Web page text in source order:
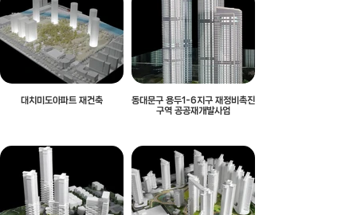
대치미도아파트 재건축
동대문구 용두1-6지구 재정비촉진
구역 공공재개발사업